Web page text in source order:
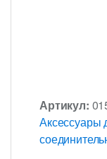
Артикул:
Аксессуары